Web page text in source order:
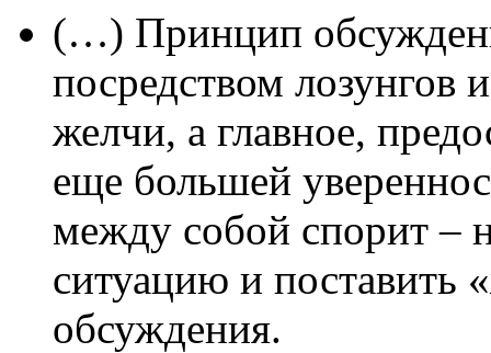
(…) Принцип
посредством лозунгов
желчи, а главное,
еще большей
между собой спорит –
ситуацию и поставить
обсуждения.